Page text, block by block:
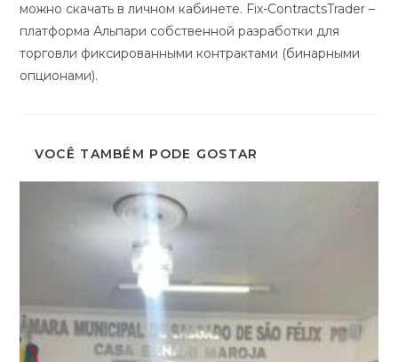
можно скачать в личном кабинете. Fix-ContractsTrader –
платформа Альпари собственной разработки для
торговли фиксированными контрактами (бинарными
опционами).
VOCÊ TAMBÉM PODE GOSTAR